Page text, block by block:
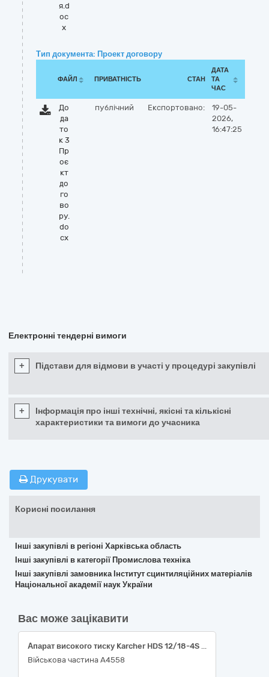
я.d
oc
x
Тип документа: Проект договору
ФАЙЛ ПРИВАТНІСТЬ СТАН
ДАТА
ТА
ЧАС
До
да
то
к 3
Пр
оє
кт
до
го
во
ру.
do
cx
публічний Експортовано:
19-05-
2026,
16:47:25
Електронні тендерні вимоги
+ Підстави для відмови в участі у процедурі закупівлі
+
Інформація про інші технічні, якісні та кількісні
характеристики та вимоги до учасника
Друкувати
Корисні посилання
Інші закупівлі в регіоні Харківська область
Інші закупівлі в категорії Промислова техніка
Інші закупівлі замовника Інститут сцинтиляційних матеріалів
Національної академії наук України
Вас може зацікавити
Апарат високого тиску Karcher HDS 12/18-4S або еквівалент
Військова частина А4558